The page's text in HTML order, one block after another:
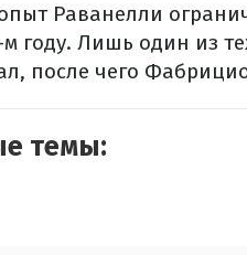
Раванелли
м году. Лишь один из
после чего
темы: